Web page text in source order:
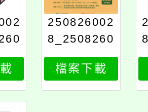
250826002
8_2508260
028_attach
2
檔案下載